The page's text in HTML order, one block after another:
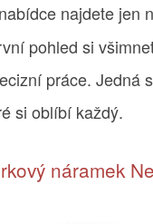
najdete jen
pohled si
práce. Jedná
si oblíbí každý.
náramek